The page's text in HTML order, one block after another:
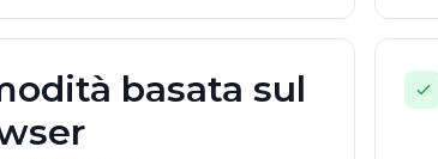
basata sul